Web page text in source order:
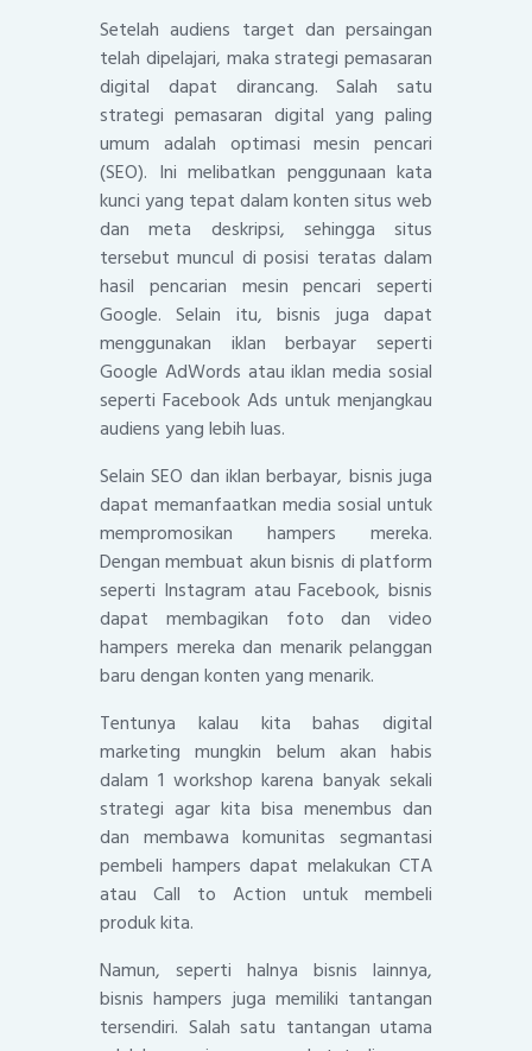
Setelah audiens target dan persaingan
telah dipelajari, maka strategi pemasaran
digital dapat dirancang. Salah satu
strategi pemasaran digital yang paling
umum adalah optimasi mesin pencari
(SEO). Ini melibatkan penggunaan kata
kunci yang tepat dalam konten situs web
dan meta deskripsi, sehingga situs
tersebut muncul di posisi teratas dalam
hasil pencarian mesin pencari seperti
Google. Selain itu, bisnis juga dapat
menggunakan iklan berbayar seperti
Google AdWords atau iklan media sosial
seperti Facebook Ads untuk menjangkau
audiens yang lebih luas.
Selain SEO dan iklan berbayar, bisnis juga
dapat memanfaatkan media sosial untuk
mempromosikan hampers mereka.
Dengan membuat akun bisnis di platform
seperti Instagram atau Facebook, bisnis
dapat membagikan foto dan video
hampers mereka dan menarik pelanggan
baru dengan konten yang menarik.
Tentunya kalau kita bahas digital
marketing mungkin belum akan habis
dalam 1 workshop karena banyak sekali
strategi agar kita bisa menembus dan
dan membawa komunitas segmantasi
pembeli hampers dapat melakukan CTA
atau Call to Action untuk membeli
produk kita.
Namun, seperti halnya bisnis lainnya,
bisnis hampers juga memiliki tantangan
tersendiri. Salah satu tantangan utama